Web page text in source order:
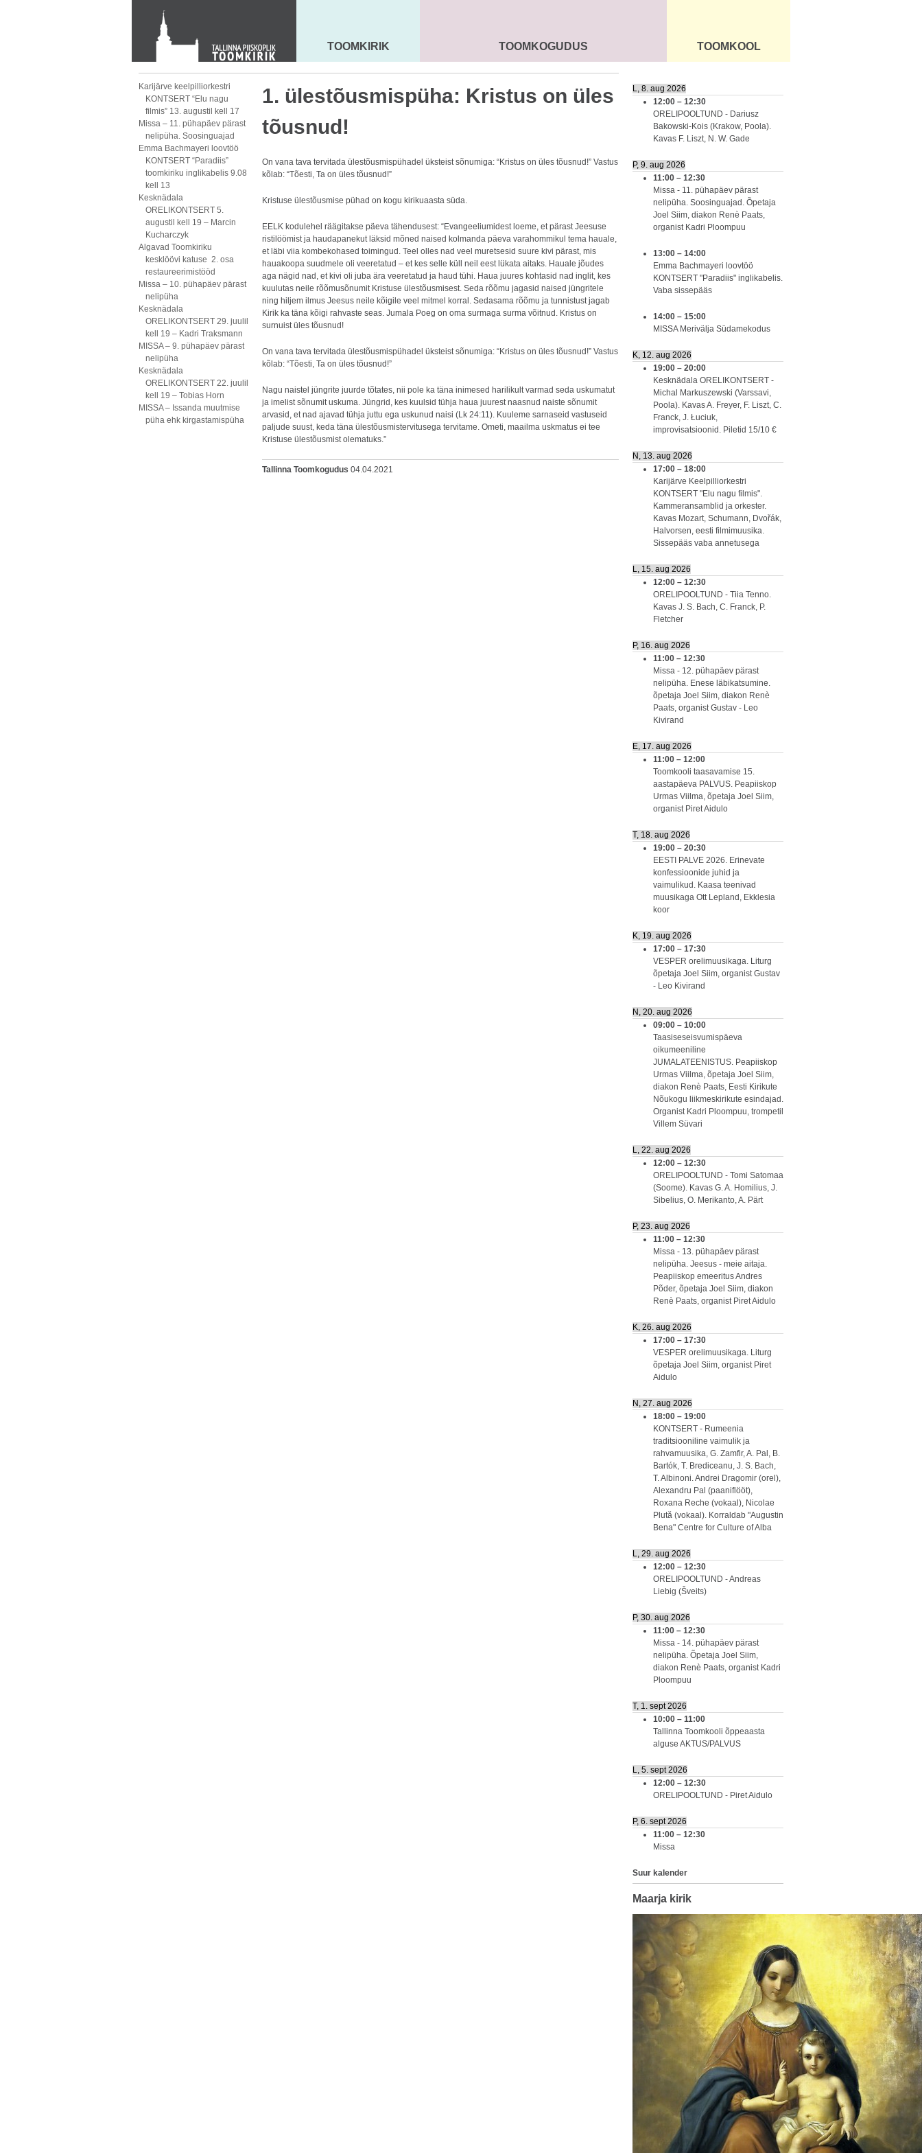
KONTAKT
Toom-Kooli 6, 10130 TALLINN
tallinna.toom@eelk.ee
MAARJA KIRIK
TOOMKIRIK SEENIORID KOGUDUS
TOOMKOGUDUS ÜLDINFO
TOOMKOOL
Karijärve keelpilliorkestri
KONTSERT “Elu nagu
filmis” 13. augustil kell 17
Missa – 11. pühapäev pärast
nelipüha. Soosinguajad
Emma Bachmayeri loovtöö
KONTSERT “Paradiis”
toomkiriku inglikabelis 9.08
kell 13
Kesknädala
ORELIKONTSERT 5.
augustil kell 19 – Marcin
Kucharczyk
Algavad Toomkiriku
kesklöövi katuse 2. osa
restaureerimistööd
Missa – 10. pühapäev pärast
nelipüha
Kesknädala
ORELIKONTSERT 29. juulil
kell 19 – Kadri Traksmann
MISSA – 9. pühapäev pärast
nelipüha
Kesknädala
ORELIKONTSERT 22. juulil
kell 19 – Tobias Horn
MISSA – Issanda muutmise
püha ehk kirgastamispüha
1. ülestõusmispüha: Kristus on üles
tõusnud!
On vana tava tervitada ülestõusmispühadel üksteist sõnumiga: “Kristus on üles tõusnud!” Vastus
kõlab: “Tõesti, Ta on üles tõusnud!”
Kristuse ülestõusmise pühad on kogu kirikuaasta süda.
EELK kodulehel räägitakse päeva tähendusest: “Evangeeliumidest loeme, et pärast Jeesuse
ristilöömist ja haudapanekut läksid mõned naised kolmanda päeva varahommikul tema hauale,
et läbi viia kombekohased toimingud. Teel olles nad veel muretsesid suure kivi pärast, mis
hauakoopa suudmele oli veeretatud – et kes selle küll neil eest lükata aitaks. Hauale jõudes
aga nägid nad, et kivi oli juba ära veeretatud ja haud tühi. Haua juures kohtasid nad inglit, kes
kuulutas neile rõõmusõnumit Kristuse ülestõusmisest. Seda rõõmu jagasid naised jüngritele
ning hiljem ilmus Jeesus neile kõigile veel mitmel korral. Sedasama rõõmu ja tunnistust jagab
Kirik ka täna kõigi rahvaste seas. Jumala Poeg on oma surmaga surma võitnud. Kristus on
surnuist üles tõusnud!
On vana tava tervitada ülestõusmispühadel üksteist sõnumiga: “Kristus on üles tõusnud!” Vastus
kõlab: “Tõesti, Ta on üles tõusnud!”
Nagu naistel jüngrite juurde tõtates, nii pole ka täna inimesed harilikult varmad seda uskumatut
ja imelist sõnumit uskuma. Jüngrid, kes kuulsid tühja haua juurest naasnud naiste sõnumit
arvasid, et nad ajavad tühja juttu ega uskunud naisi (Lk 24:11). Kuuleme sarnaseid vastuseid
paljude suust, keda täna ülestõusmistervitusega tervitame. Ometi, maailma uskmatus ei tee
Kristuse ülestõusmist olematuks.”
Tallinna Toomkogudus 04.04.2021
L, 8. aug 2026
12:00 – 12:30
ORELIPOOLTUND - Dariusz
Bakowski-Kois (Krakow, Poola).
Kavas F. Liszt, N. W. Gade
P, 9. aug 2026
11:00 – 12:30
Missa - 11. pühapäev pärast
nelipüha. Soosinguajad. Õpetaja
Joel Siim, diakon Renè Paats,
organist Kadri Ploompuu
13:00 – 14:00
Emma Bachmayeri loovtöö
KONTSERT "Paradiis" inglikabelis.
Vaba sissepääs
14:00 – 15:00
MISSA Merivälja Südamekodus
K, 12. aug 2026
19:00 – 20:00
Kesknädala ORELIKONTSERT -
Michal Markuszewski (Varssavi,
Poola). Kavas A. Freyer, F. Liszt, C.
Franck, J. Łuciuk,
improvisatsioonid. Piletid 15/10 €
N, 13. aug 2026
17:00 – 18:00
Karijärve Keelpilliorkestri
KONTSERT "Elu nagu filmis".
Kammeransamblid ja orkester.
Kavas Mozart, Schumann, Dvořák,
Halvorsen, eesti filmimuusika.
Sissepääs vaba annetusega
L, 15. aug 2026
12:00 – 12:30
ORELIPOOLTUND - Tiia Tenno.
Kavas J. S. Bach, C. Franck, P.
Fletcher
P, 16. aug 2026
11:00 – 12:30
Missa - 12. pühapäev pärast
nelipüha. Enese läbikatsumine.
õpetaja Joel Siim, diakon Renè
Paats, organist Gustav - Leo
Kivirand
E, 17. aug 2026
11:00 – 12:00
Toomkooli taasavamise 15.
aastapäeva PALVUS. Peapiiskop
Urmas Viilma, õpetaja Joel Siim,
organist Piret Aidulo
T, 18. aug 2026
19:00 – 20:30
EESTI PALVE 2026. Erinevate
konfessioonide juhid ja
vaimulikud. Kaasa teenivad
muusikaga Ott Lepland, Ekklesia
koor
K, 19. aug 2026
17:00 – 17:30
VESPER orelimuusikaga. Liturg
õpetaja Joel Siim, organist Gustav
- Leo Kivirand
N, 20. aug 2026
09:00 – 10:00
Taasiseseisvumispäeva
oikumeeniline
JUMALATEENISTUS. Peapiiskop
Urmas Viilma, õpetaja Joel Siim,
diakon Renè Paats, Eesti Kirikute
Nõukogu liikmeskirikute esindajad.
Organist Kadri Ploompuu, trompetil
Villem Süvari
L, 22. aug 2026
12:00 – 12:30
ORELIPOOLTUND - Tomi Satomaa
(Soome). Kavas G. A. Homilius, J.
Sibelius, O. Merikanto, A. Pärt
P, 23. aug 2026
11:00 – 12:30
Missa - 13. pühapäev pärast
nelipüha. Jeesus - meie aitaja.
Peapiiskop emeeritus Andres
Põder, õpetaja Joel Siim, diakon
Renè Paats, organist Piret Aidulo
K, 26. aug 2026
17:00 – 17:30
VESPER orelimuusikaga. Liturg
õpetaja Joel Siim, organist Piret
Aidulo
N, 27. aug 2026
18:00 – 19:00
KONTSERT - Rumeenia
traditsiooniline vaimulik ja
rahvamuusika, G. Zamfir, A. Pal, B.
Bartók, T. Brediceanu, J. S. Bach,
T. Albinoni. Andrei Dragomir (orel),
Alexandru Pal (paaniflööt),
Roxana Reche (vokaal), Nicolae
Plută (vokaal). Korraldab "Augustin
Bena" Centre for Culture of Alba
L, 29. aug 2026
12:00 – 12:30
ORELIPOOLTUND - Andreas
Liebig (Šveits)
P, 30. aug 2026
11:00 – 12:30
Missa - 14. pühapäev pärast
nelipüha. Õpetaja Joel Siim,
diakon Renè Paats, organist Kadri
Ploompuu
T, 1. sept 2026
10:00 – 11:00
Tallinna Toomkooli õppeaasta
alguse AKTUS/PALVUS
L, 5. sept 2026
12:00 – 12:30
ORELIPOOLTUND - Piret Aidulo
P, 6. sept 2026
11:00 – 12:30
Missa
Suur kalender
Maarja kirik